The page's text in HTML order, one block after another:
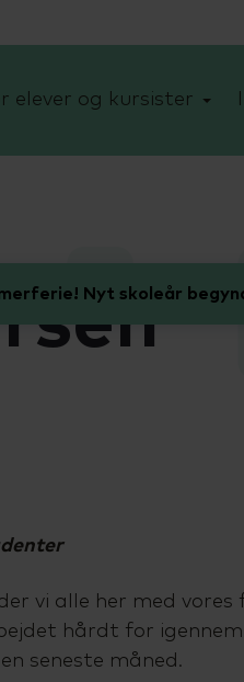
elever og kursister
vi alle her med
hårdt for igennem
seneste måned.
Nyt skoleår